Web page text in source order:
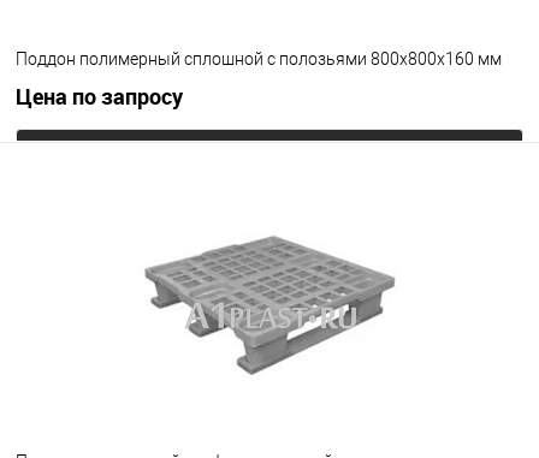
Поддон полимерный сплошной с полозьями 800х800х160 мм
Цена по запросу